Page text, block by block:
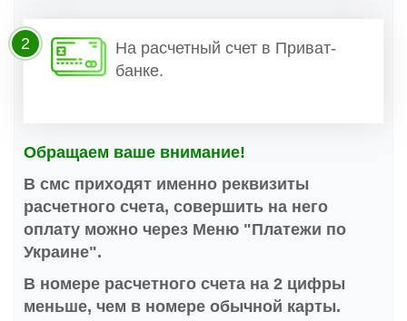
На расчетный счет в Приват-
банке.
2
Обращаем ваше внимание!
В смс приходят именно реквизиты
расчетного счета, совершить на него
оплату можно через Меню "Платежи по
Украине".
В номере расчетного счета на 2 цифры
меньше, чем в номере обычной карты.